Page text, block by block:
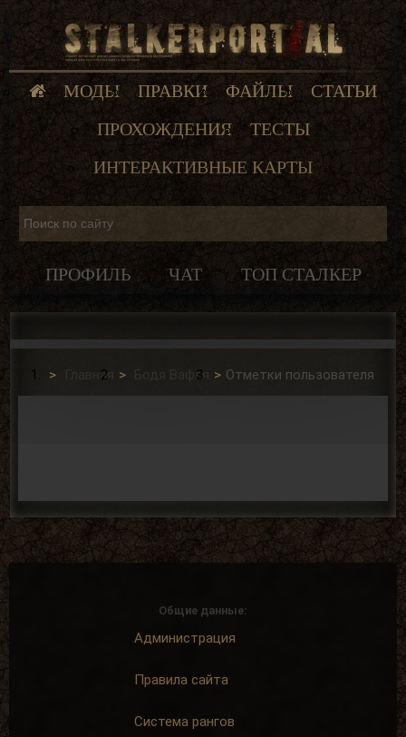
МОДЫ ПРАВКИ ФАЙЛЫ
СТАТЬИ
ПРОХОЖДЕНИЯ
ТЕСТЫ
ИНТЕРАКТИВНЫЕ КАРТЫ
ПРОФИЛЬ ЧАТ ТОП СТАЛКЕР
Главная Бодя Вафля Отметки пользователя
Общие данные:
Администрация
Правила сайта
Система рангов